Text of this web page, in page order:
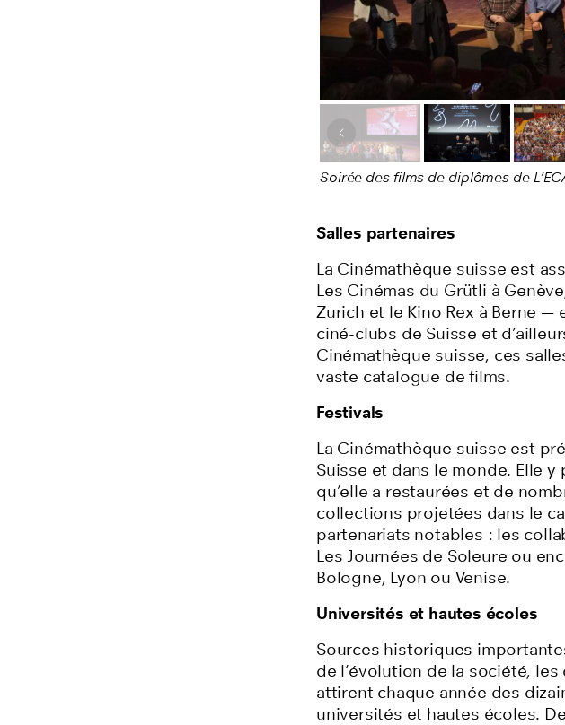
Image précédente
Soirée des films de diplômes de
Salles partenaires
La Cinémathèque suisse est
Les Cinémas du Grütli à
Zurich et le Kino Rex à Berne
ciné-clubs de Suisse et
Cinémathèque suisse, ces
vaste catalogue de films.
Festivals
La Cinémathèque suisse est
Suisse et dans le monde. Elle
qu’elle a restaurées et de
collections projetées dans le
partenariats notables : les
Les Journées de Soleure ou
Bologne, Lyon ou Venise.
Universités et hautes écoles
Sources historiques
de l’évolution de la société,
attirent chaque année des
universités et hautes écoles.